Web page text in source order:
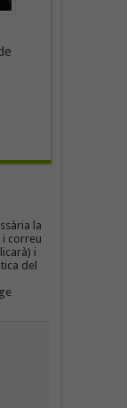
la
i correu
i
del